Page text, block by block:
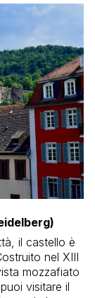
il castello è
nel XIII
mozzafiato
visitare il